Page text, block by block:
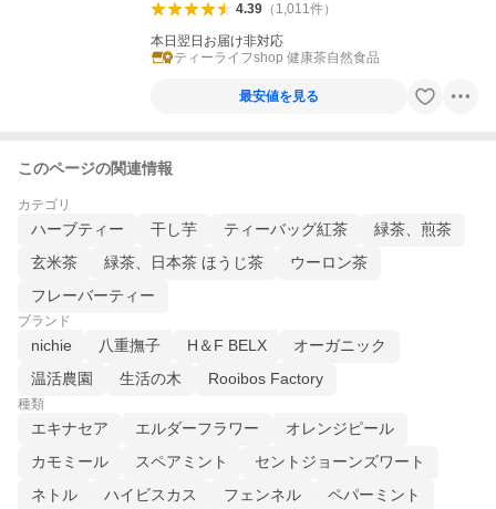
4.39（ 1,011件）
本日翌日お届け非対応
ティーライフshop 健康茶自然食品
最安値を見る
このページの関連情報
カテゴリ
ハーブティー 干し芋 ティーバッグ紅茶
緑茶、煎茶
玄米茶
緑茶、日本茶 ほうじ茶
ウーロン茶
フレーバーティー
ブランド
nichie 八重撫子 H＆F BELX
オーガニック
温活農園
生活の木 Rooibos Factory
種類
エキナセア エルダーフラワー
オレンジピール
カモミール
スペアミント
セントジョーンズワート
ネトル
ハイビスカス フェンネル ペパーミント